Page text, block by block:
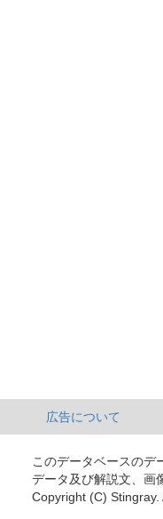
広告について
このデータベースのデ
データ及び解説文、画
Copyright (C) Stingray.